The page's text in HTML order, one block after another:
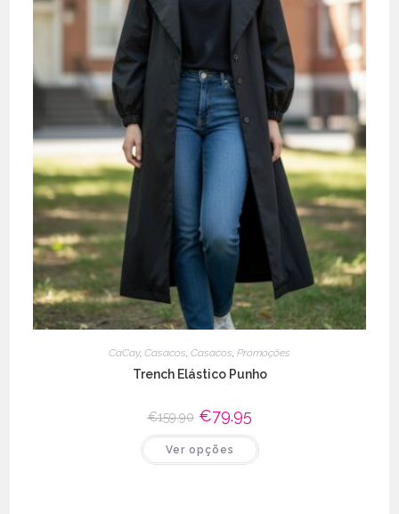
page
CaCay, Casacos, Casacos, Promoções
Trench Elástico Punho
€159.90 O
preço
original
era:
€159.90.
€79.95O
preço
atual
é:
€79.95.
Ver opções
product